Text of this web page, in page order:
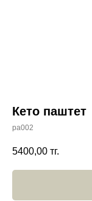
Кето паштет
pa002
5400,00 тг.